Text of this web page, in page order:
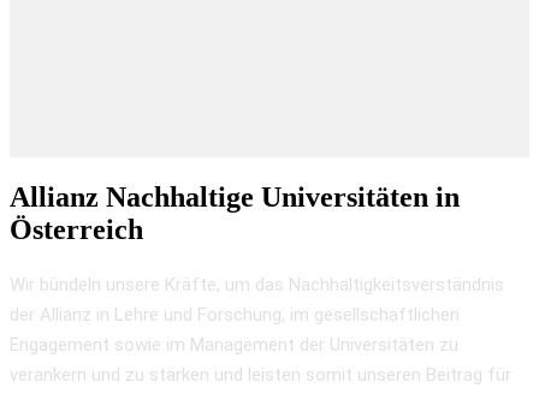
Allianz Nachhaltige Universitäten in
Österreich
Wir bündeln unsere Kräfte, um das Nachhaltigkeitsverständnis
der Allianz in Lehre und Forschung, im gesellschaftlichen
Engagement sowie im Management der Universitäten zu
verankern und zu stärken und leisten somit unseren Beitrag für